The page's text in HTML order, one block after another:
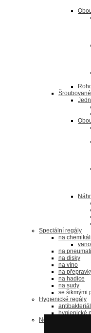
Šroubované
Speciální regály
na
na
na disky
na víno
na
na hadice
na sudy
se šikmými
Hygienické regály
hygienické
Nerezové regály